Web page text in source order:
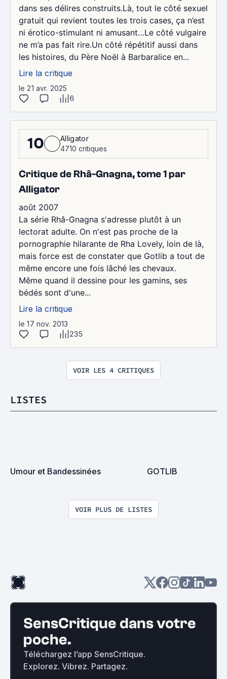
dans ses délires construits.Là, tout le côté sexuel
gratuit qui revient toutes les trois cases, ça n’est
ni érotico-stimulant ni amusant…Le côté vulgaire
ne m’a pas fait rire.Un côté répétitif aussi dans
les histoires, du Père Noël à Barbaralice en...
Lire la critique
le 21 avr. 2025
6
10
Alligator
4710 critiques
Critique de Rhâ-Gnagna, tome 1 par
Alligator
août 2007
La série Rhâ-Gnagna s'adresse plutôt à un
lectorat adulte. On n'est pas proche de la
pornographie hilarante de Rha Lovely, loin de là,
mais force est de constater que Gotlib a tout de
même encore une fois lâché les chevaux.
Même quand il dessine pour les gamins, ses
bédés sont d'une...
Lire la critique
le 17 nov. 2013
235
VOIR LES 4 CRITIQUES
LISTES
Umour et Bandessinées GOTLIB
VOIR PLUS DE LISTES
SensCritique dans votre
poche.
Téléchargez l’app SensCritique.
Explorez. Vibrez. Partagez.